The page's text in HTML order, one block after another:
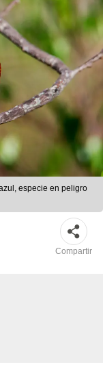
especie en peligro
Compartir